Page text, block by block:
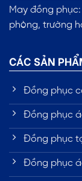
May đồng
phòng, trường
CÁC SẢN
Đồng phục
Đồng phục
Đồng phục
Đồng phục